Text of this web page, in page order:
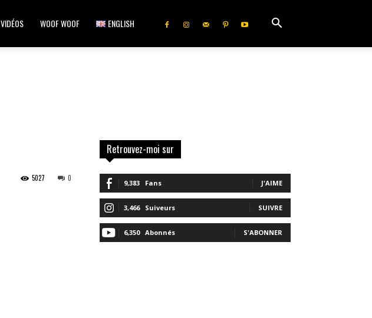
VIDÉOS WOOF WOOF ENGLISH
0
5027
Retrouvez-moi sur
9,383 Fans J'AIME
3,466 Suiveurs SUIVRE
6,350 Abonnés S'ABONNER